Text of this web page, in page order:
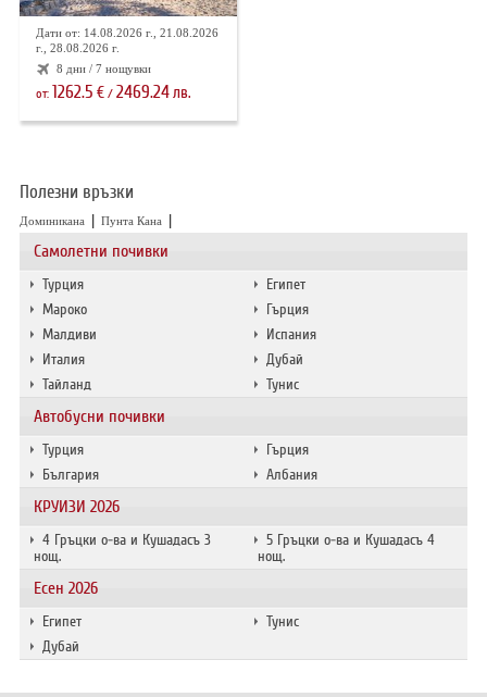
НОВА ГОДИНА 2027
ХОТЕЛИ В АЛБАНИЯ
ОБЩИ УСЛОВИЯ ПАКЕТНИ
ПЪТУВАНИЯ
Самолетни почивки
Турция
Египет
Мароко
Гърция
Малдиви
Испания
Италия
Дубай
Тайланд
Тунис
Автобусни почивки
Турция
Гърция
България
Албания
КРУИЗИ 2026
4 Гръцки о-ва и Кушадасъ 3
нощ.
5 Гръцки о-ва и Кушадасъ 4
нощ.
Есен 2026
Египет
Тунис
Дубай
Дати от: 14.08.2026 г., 21.08.2026
г., 28.08.2026 г.
8 дни / 7 нощувки
от: 1262.5 €/ 2469.24лв.
Полезни връзки
Доминикана | Пунта Кана |